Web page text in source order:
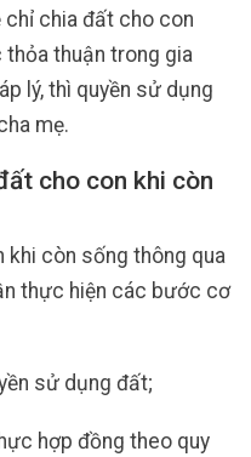
chỉ chia đất cho con
thỏa thuận trong gia
lý, thì quyền sử dụng
mẹ.
cho con khi còn
khi còn sống thông qua
thực hiện các bước cơ
sử dụng đất;
hợp đồng theo quy